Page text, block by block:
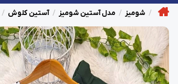
شومیز مدل آستین شومیز آستین کلوش